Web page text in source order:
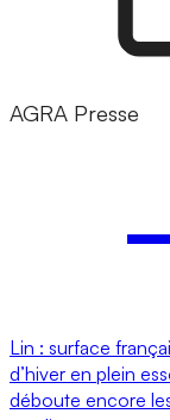
AGRA Presse
Lin : surface
d’hiver en plein
déboute encore